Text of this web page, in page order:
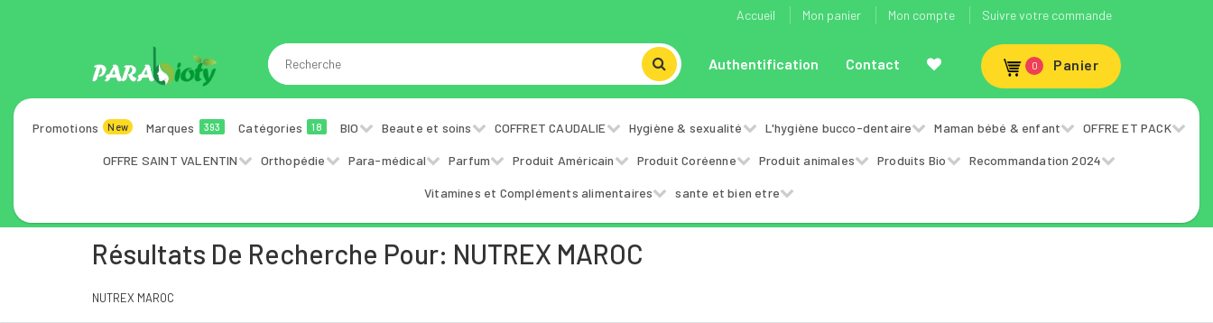
Accueil Mon panier Mon compte Suivre votre commande
Authentification Contact 0 Panier
Promotions New Marques 393 Catégories 18 BIO Beaute et soins COFFRET CAUDALIE Hygiène & sexualité L'hygiène bucco-dentaire Maman bébé & enfant OFFRE ET PACK
OFFRE SAINT VALENTIN Orthopédie Para-médical Parfum Produit Américain Produit Coréenne Produit animales Produits Bio Recommandation 2024
Vitamines et Compléments alimentaires sante et bien etre
Résultats De Recherche Pour: NUTREX MAROC
NUTREX MAROC